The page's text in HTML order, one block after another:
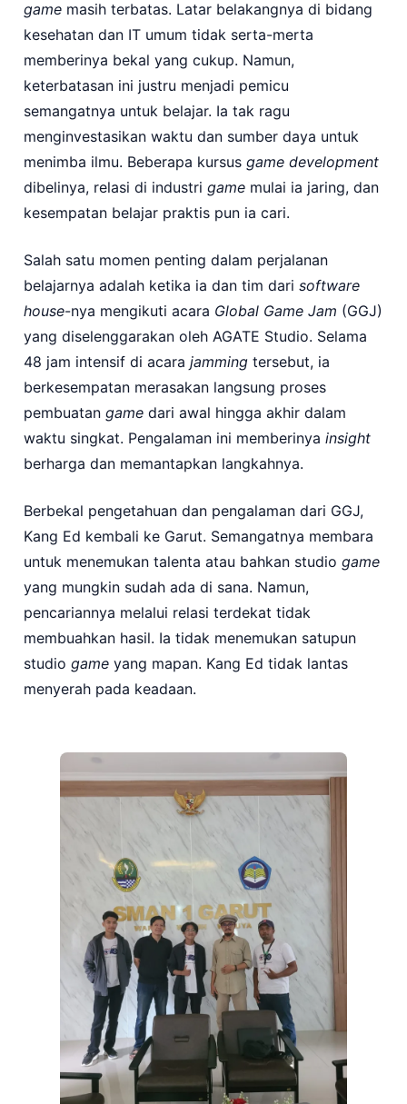
game masih terbatas. Latar belakangnya di bidang
kesehatan dan IT umum tidak serta-merta
memberinya bekal yang cukup. Namun,
keterbatasan ini justru menjadi pemicu
semangatnya untuk belajar. Ia tak ragu
menginvestasikan waktu dan sumber daya untuk
menimba ilmu. Beberapa kursus game development
dibelinya, relasi di industri game mulai ia jaring, dan
kesempatan belajar praktis pun ia cari.
Salah satu momen penting dalam perjalanan
belajarnya adalah ketika ia dan tim dari software
house-nya mengikuti acara Global Game Jam (GGJ)
yang diselenggarakan oleh AGATE Studio. Selama
48 jam intensif di acara jamming tersebut, ia
berkesempatan merasakan langsung proses
pembuatan game dari awal hingga akhir dalam
waktu singkat. Pengalaman ini memberinya insight
berharga dan memantapkan langkahnya.
Berbekal pengetahuan dan pengalaman dari GGJ,
Kang Ed kembali ke Garut. Semangatnya membara
untuk menemukan talenta atau bahkan studio game
yang mungkin sudah ada di sana. Namun,
pencariannya melalui relasi terdekat tidak
membuahkan hasil. Ia tidak menemukan satupun
studio game yang mapan. Kang Ed tidak lantas
menyerah pada keadaan.